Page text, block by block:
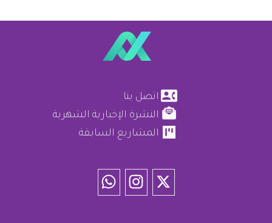
اتصل بنا
النشرة الإخبارية الشهرية
المشاريع السابقة